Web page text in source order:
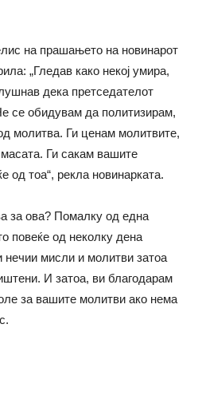
на прашањето на новинарот
„Гледав како некој умира,
дека претседателот
се обидувам да политизирам,
молитва. Ги ценам молитвите,
Ги сакам вашите
од тоа“, рекла новинарката.
за ова? Помалку од една
повеќе од неколку дена
мисли и молитви затоа
И затоа, ви благодарам
за вашите молитви ако нема